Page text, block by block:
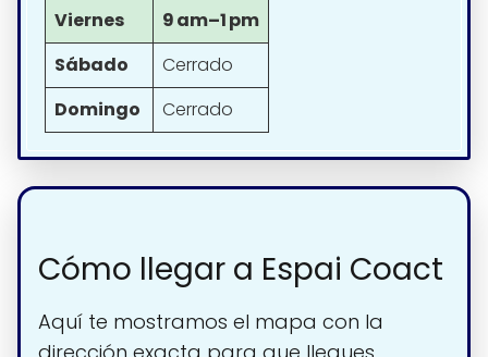
Viernes
9 am–1 pm
Sábado
Cerrado
Domingo
Cerrado
Cómo llegar a Espai Coact
Aquí te mostramos el mapa con la